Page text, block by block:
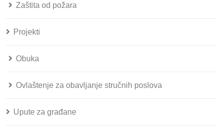
Zaštita od požara
Projekti
Obuka
Ovlaštenje za obavljanje stručnih poslova
Upute za građane